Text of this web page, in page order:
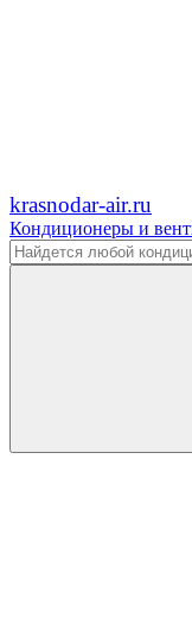
krasnodar-air.ru
Кондиционеры и